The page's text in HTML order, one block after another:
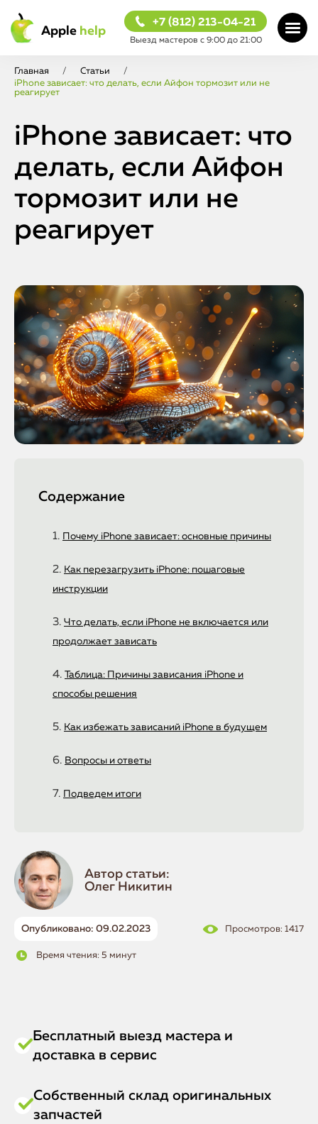
Apple help
+7 (812) 213-04-21
Выезд мастеров с 9:00 до 21:00
Главная / Статьи
/
iPhone зависает: что делать, если Айфон тормозит или не
реагирует
iPhone зависает: что
делать, если Айфон
тормозит или не
реагирует
Содержание
Почему iPhone зависает: основные причины
Как перезагрузить iPhone: пошаговые
инструкции
Что делать, если iPhone не включается или
продолжает зависать
Таблица: Причины зависания iPhone и
способы решения
Как избежать зависаний iPhone в будущем
Вопросы и ответы
Подведем итоги
Автор статьи:
Олег Никитин
Опубликовано: 09.02.2023 Просмотров: 1417
Время чтения: 5 минут
Бесплатный выезд мастера и
доставка в сервис
Собственный склад оригинальных
запчастей